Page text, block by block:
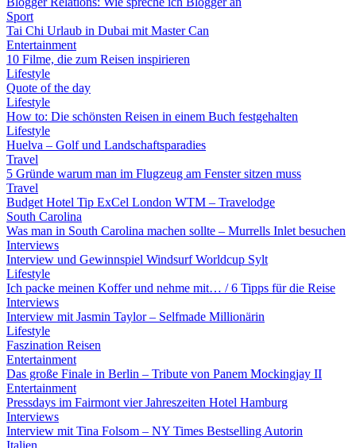
Sport
Tai Chi Urlaub in Dubai mit Master Can
Entertainment
10 Filme, die zum Reisen inspirieren
Lifestyle
Quote of the day
Lifestyle
How to: Die schönsten Reisen in einem Buch festgehalten
Lifestyle
Huelva – Golf und Landschaftsparadies
Travel
5 Gründe warum man im Flugzeug am Fenster sitzen muss
Travel
Budget Hotel Tip ExCel London WTM – Travelodge
South Carolina
Was man in South Carolina machen sollte – Murrells Inlet besuchen
Interviews
Interview und Gewinnspiel Windsurf Worldcup Sylt
Lifestyle
Ich packe meinen Koffer und nehme mit… / 6 Tipps für die Reise
Interviews
Interview mit Jasmin Taylor – Selfmade Millionärin
Lifestyle
Faszination Reisen
Entertainment
Das große Finale in Berlin – Tribute von Panem Mockingjay II
Entertainment
Pressdays im Fairmont vier Jahreszeiten Hotel Hamburg
Interviews
Interview mit Tina Folsom – NY Times Bestselling Autorin
Italien